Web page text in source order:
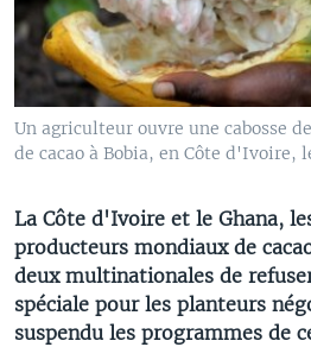
Un agriculteur ouvre une cabosse
de cacao à Bobia, en Côte d'Ivoire,
La Côte d'Ivoire et le Ghana,
producteurs mondiaux de
deux multinationales de
spéciale pour les planteurs
suspendu les programmes de